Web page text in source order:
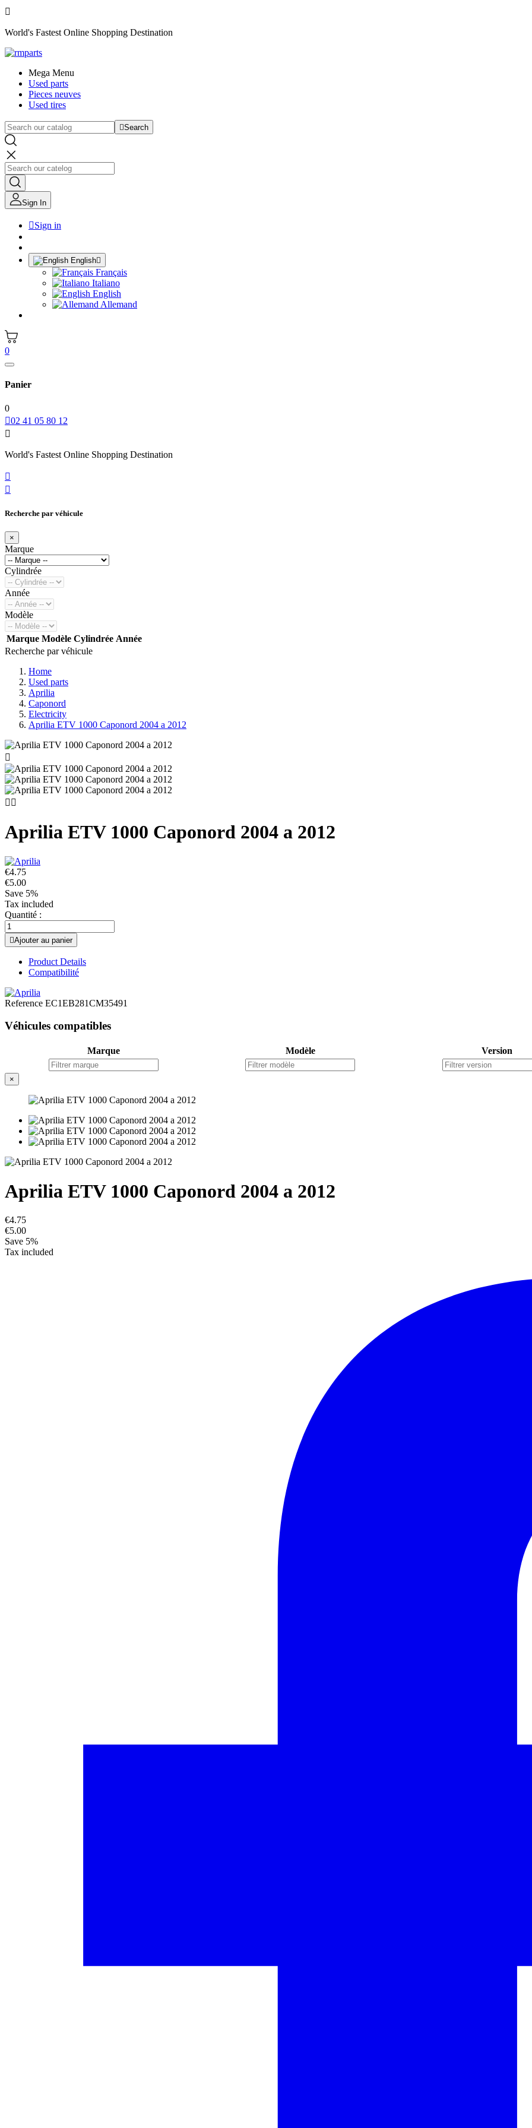

World's Fastest Online Shopping Destination
Mega Menu
Used parts
Pieces neuves
Used tires
Search
Sign In
Sign in
English
Français
Italiano
English
Allemand
0
Panier
0
02 41 05 80 12

World's Fastest Online Shopping Destination


Recherche par véhicule
×
Marque
Cylindrée
Année
Modèle
Marque Modèle Cylindrée Année
Recherche par véhicule
Home
Used parts
Aprilia
Caponord
Electricity
Aprilia ETV 1000 Caponord 2004 a 2012

 
Aprilia ETV 1000 Caponord 2004 a 2012
€4.75
€5.00
Save 5%
Tax included
Quantité :
Ajouter au panier
Product Details
Compatibilité
Reference EC1EB281CM35491
Véhicules compatibles
Marque Modèle Version
×
Aprilia ETV 1000 Caponord 2004 a 2012
€4.75
€5.00
Save 5%
Tax included